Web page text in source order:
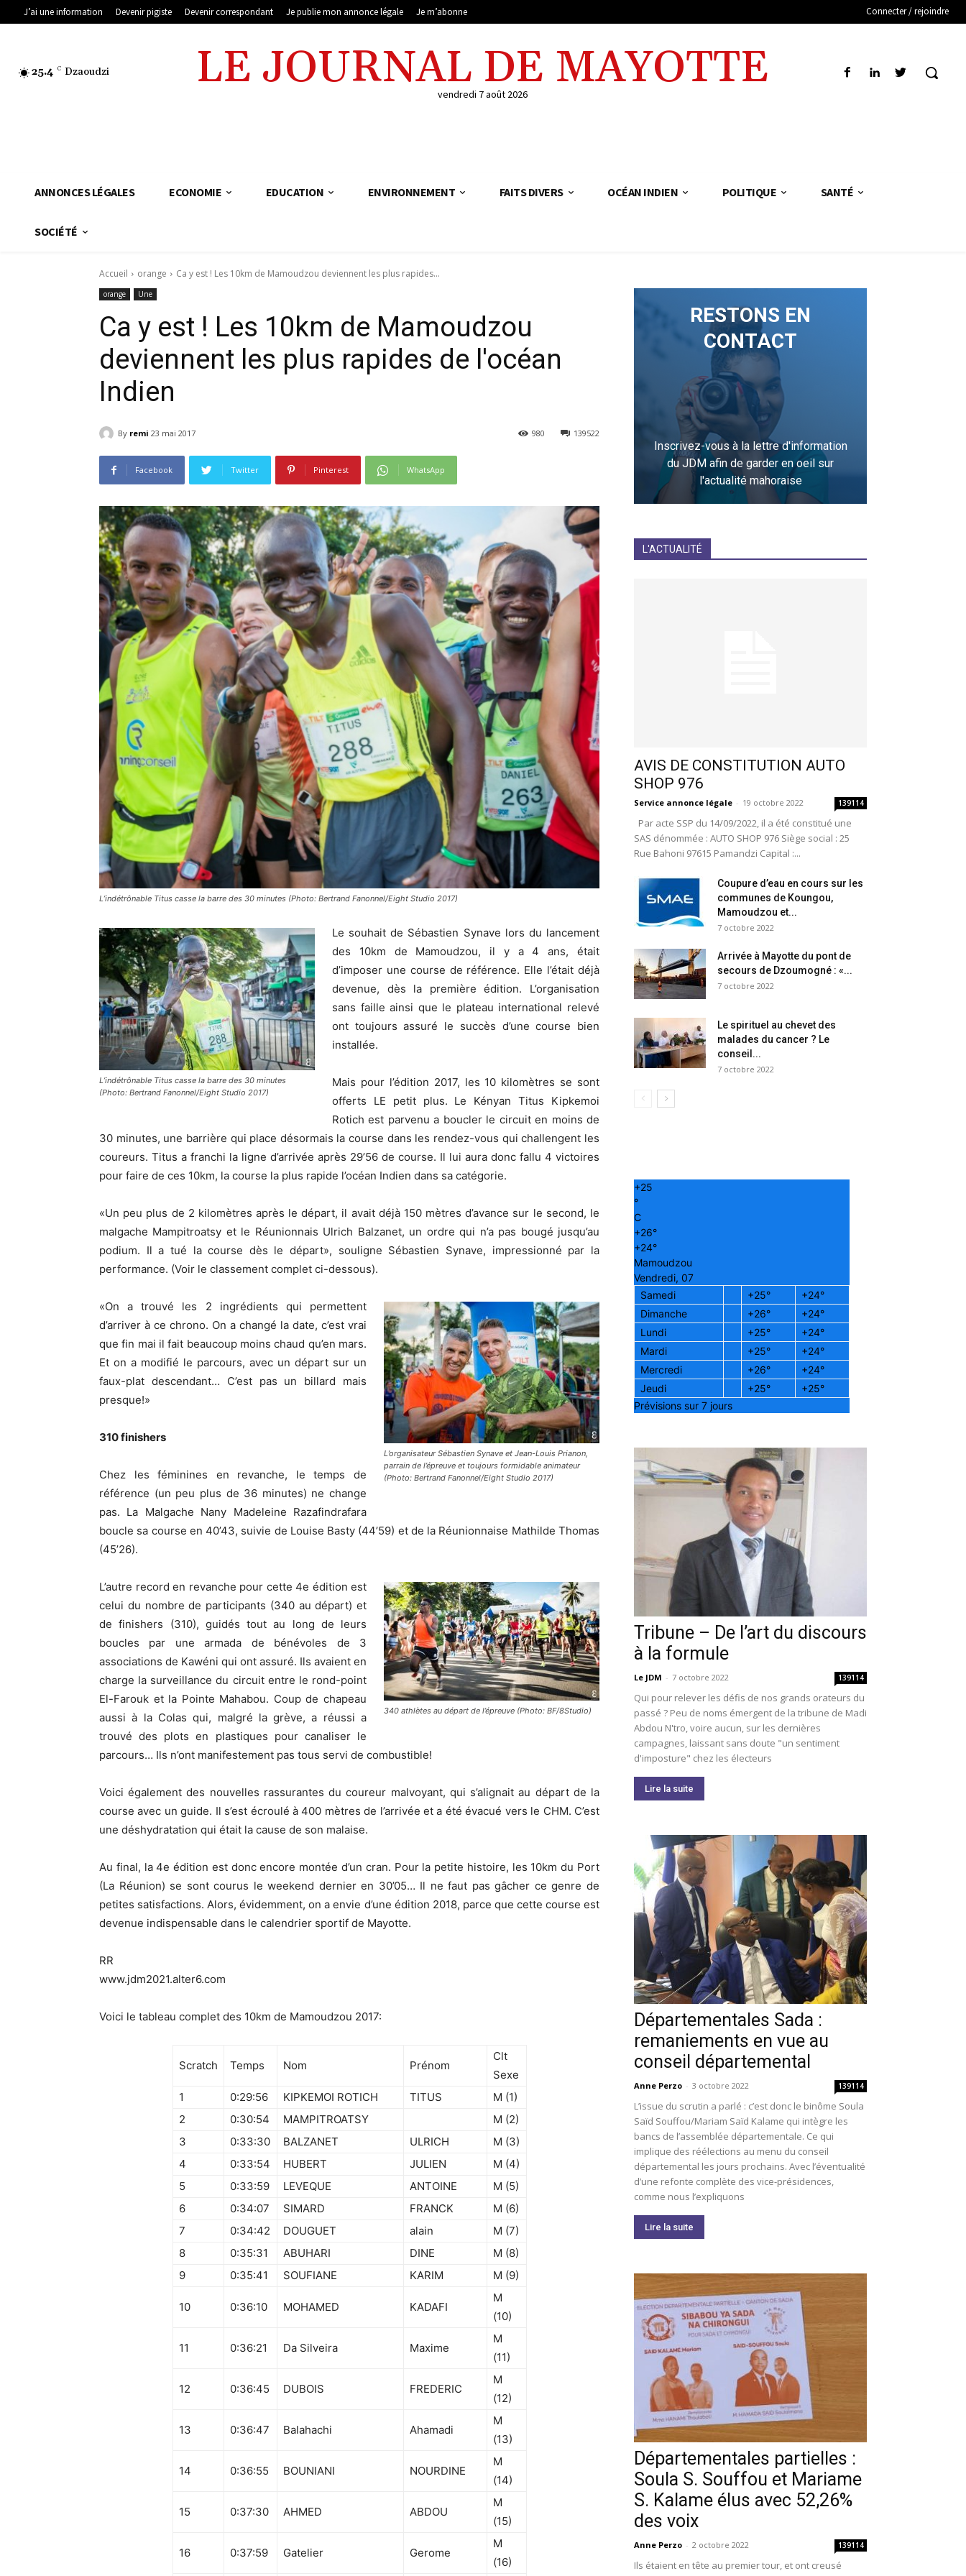
J’ai une information Devenir pigiste Devenir correspondant Je publie mon annonce légale Je m’abonne Connecter / rejoindre
25.4 C Dzaoudzi LE JOURNAL DE MAYOTTE
vendredi 7 août 2026
ANNONCES LÉGALES ECONOMIE EDUCATION ENVIRONNEMENT FAITS DIVERS OCÉAN INDIEN POLITIQUE SANTÉ
SOCIÉTÉ
Accueil orange Ca y est ! Les 10km de Mamoudzou deviennent les plus rapides...
orange Une
Ca y est ! Les 10km de Mamoudzou
deviennent les plus rapides de l'océan
Indien
By remi 23 mai 2017 139522
980
Facebook Twitter Pinterest WhatsApp
L’indétrônable Titus casse la barre des 30 minutes (Photo: Bertrand Fanonnel/Eight Studio 2017)
L’indétrônable Titus casse la barre des 30 minutes
(Photo: Bertrand Fanonnel/Eight Studio 2017)
Le souhait de Sébastien Synave lors du lancement
des 10km de Mamoudzou, il y a 4 ans, était
d’imposer une course de référence. Elle l’était déjà
devenue, dès la première édition. L’organisation
sans faille ainsi que le plateau international relevé
ont toujours assuré le succès d’une course bien
installée.
Mais pour l’édition 2017, les 10 kilomètres se sont
offerts LE petit plus. Le Kényan Titus Kipkemoi
Rotich est parvenu a boucler le circuit en moins de
30 minutes, une barrière qui place désormais la course dans les rendez-vous qui challengent les
coureurs. Titus a franchi la ligne d’arrivée après 29’56 de course. Il lui aura donc fallu 4 victoires
pour faire de ces 10km, la course la plus rapide l’océan Indien dans sa catégorie.
«Un peu plus de 2 kilomètres après le départ, il avait déjà 150 mètres d’avance sur le second, le
malgache Mampitroatsy et le Réunionnais Ulrich Balzanet, un ordre qui n’a pas bougé jusqu’au
podium. Il a tué la course dès le départ», souligne Sébastien Synave, impressionné par la
performance. (Voir le classement complet ci-dessous).
L’organisateur Sébastien Synave et Jean-Louis Prianon,
parrain de l’épreuve et toujours formidable animateur
(Photo: Bertrand Fanonnel/Eight Studio 2017)
«On a trouvé les 2 ingrédients qui permettent
d’arriver à ce chrono. On a changé la date, c’est vrai
que fin mai il fait beaucoup moins chaud qu’en mars.
Et on a modifié le parcours, avec un départ sur un
faux-plat descendant… C’est pas un billard mais
presque!»
310 finishers
Chez les féminines en revanche, le temps de
référence (un peu plus de 36 minutes) ne change
pas. La Malgache Nany Madeleine Razafindrafara
boucle sa course en 40’43, suivie de Louise Basty (44’59) et de la Réunionnaise Mathilde Thomas
(45’26).
340 athlètes au départ de l’épreuve (Photo: BF/8Studio)
L’autre record en revanche pour cette 4e édition est
celui du nombre de participants (340 au départ) et
de finishers (310), guidés tout au long de leurs
boucles par une armada de bénévoles de 3
associations de Kawéni qui ont assuré. Ils avaient en
charge la surveillance du circuit entre le rond-point
El-Farouk et la Pointe Mahabou. Coup de chapeau
aussi à la Colas qui, malgré la grève, a réussi a
trouvé des plots en plastiques pour canaliser le
parcours… Ils n’ont manifestement pas tous servi de combustible!
Voici également des nouvelles rassurantes du coureur malvoyant, qui s’alignait au départ de la
course avec un guide. Il s’est écroulé à 400 mètres de l’arrivée et a été évacué vers le CHM. C’est
une déshydratation qui était la cause de son malaise.
Au final, la 4e édition est donc encore montée d’un cran. Pour la petite histoire, les 10km du Port
(La Réunion) se sont courus le weekend dernier en 30’05… Il ne faut pas gâcher ce genre de
petites satisfactions. Alors, évidemment, on a envie d’une édition 2018, parce que cette course est
devenue indispensable dans le calendrier sportif de Mayotte.
RR
www.jdm2021.alter6.com
Voici le tableau complet des 10km de Mamoudzou 2017:
Scratch Temps Nom Prénom
Clt
Sexe
1
0:29:56 KIPKEMOI ROTICH TITUS
M (1)
2
0:30:54 MAMPITROATSY
M (2)
3
0:33:30 BALZANET ULRICH
M (3)
4
0:33:54 HUBERT JULIEN
M (4)
5
0:33:59 LEVEQUE ANTOINE
M (5)
6
0:34:07 SIMARD FRANCK
M (6)
7
0:34:42 DOUGUET alain
M (7)
8
0:35:31 ABUHARI DINE
M (8)
9
0:35:41 SOUFIANE KARIM M (9)
10 0:36:10 MOHAMED KADAFI
M
(10)
11 0:36:21 Da Silveira Maxime
M
(11)
12 0:36:45 DUBOIS FREDERIC
M
(12)
13 0:36:47 Balahachi Ahamadi
M
(13)
14 0:36:55 BOUNIANI NOURDINE
M
(14)
15 0:37:30 AHMED ABDOU
M
(15)
16 0:37:59 Gatelier Gerome
M
(16)
RESTONS EN
CONTACT
Inscrivez-vous à la lettre d'information
du JDM afin de garder en oeil sur
l'actualité mahoraise
L'ACTUALITÉ
AVIS DE CONSTITUTION AUTO
SHOP 976
Service annonce légale - 19 octobre 2022 139114
Par acte SSP du 14/09/2022, il a été constitué une
SAS dénommée : AUTO SHOP 976 Siège social : 25
Rue Bahoni 97615 Pamandzi Capital :...
Coupure d’eau en cours sur les
communes de Koungou,
Mamoudzou et...
7 octobre 2022
Arrivée à Mayotte du pont de
secours de Dzoumogné : «...
7 octobre 2022
Le spirituel au chevet des
malades du cancer ? Le
conseil...
7 octobre 2022
+25
°
C
+26°
+24°
Mamoudzou
Vendredi, 07
Samedi
+25° +24°
Dimanche
+26° +24°
Lundi
+25° +24°
Mardi
+25° +24°
Mercredi
+26° +24°
Jeudi
+25° +25°
Prévisions sur 7 jours
Tribune – De l’art du discours
à la formule
Le JDM - 7 octobre 2022 139114
Qui pour relever les défis de nos grands orateurs du
passé ? Peu de noms émergent de la tribune de Madi
Abdou N'tro, voire aucun, sur les dernières
campagnes, laissant sans doute "un sentiment
d'imposture" chez les électeurs
Lire la suite
Départementales Sada :
remaniements en vue au
conseil départemental
Anne Perzo - 3 octobre 2022 139114
L’issue du scrutin a parlé : c’est donc le binôme Soula
Saïd Souffou/Mariam Saïd Kalame qui intègre les
bancs de l’assemblée départementale. Ce qui
implique des réélections au menu du conseil
départemental les jours prochains. Avec l’éventualité
d’une refonte complète des vice-présidences,
comme nous l’expliquons
Lire la suite
Départementales partielles :
Soula S. Souffou et Mariame
S. Kalame élus avec 52,26%
des voix
Anne Perzo - 2 octobre 2022 139114
Ils étaient en tête au premier tour, et ont creusé